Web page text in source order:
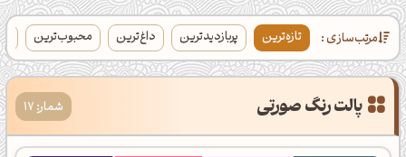
مرتب‌سازی : تازه‌ترین پربازدیدترین داغ‌ترین محبوب‌ترین
شمار: 17